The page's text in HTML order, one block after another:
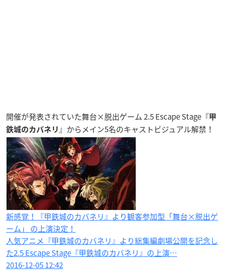
開催が発表されていた舞台×脱出ゲーム 2.5 Escape Stage『甲
鉄城のカバネリ 』からメイン5名のキャストビジュアル解禁！
新感覚！『甲鉄城のカバネリ』より観客参加型「舞台×脱出ゲ
ーム」 の上演決定！
人気アニメ『甲鉄城のカバネリ』より総集編劇場公開を記念し
た2.5 Escape Stage『甲鉄城のカバネリ』の上演…
2016-12-05 12:42